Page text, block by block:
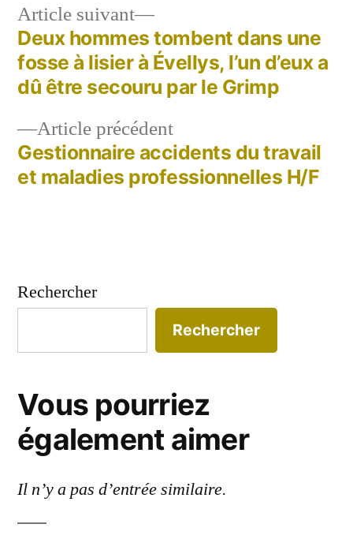
Navigation
de
l’article
Article précédentArticle
précédent :
Gestionnaire accidents du travail
et maladies professionnelles H/F
Article suivant
Article
suivant :
Deux hommes tombent dans une
fosse à lisier à Évellys, l’un d’eux a
dû être secouru par le Grimp
Rechercher
Rechercher
Vous pourriez
également aimer
Il n’y a pas d’entrée similaire.